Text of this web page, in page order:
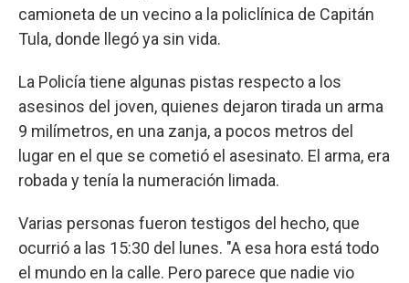
camioneta de un vecino a la policlínica de Capitán
Tula, donde llegó ya sin vida.
La Policía tiene algunas pistas respecto a los
asesinos del joven, quienes dejaron tirada un arma
9 milímetros, en una zanja, a pocos metros del
lugar en el que se cometió el asesinato. El arma, era
robada y tenía la numeración limada.
Varias personas fueron testigos del hecho, que
ocurrió a las 15:30 del lunes. "A esa hora está todo
el mundo en la calle. Pero parece que nadie vio